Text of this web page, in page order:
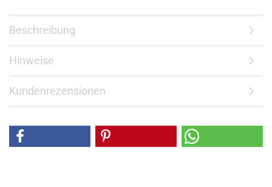
Beschreibung
Hinweise
Kundenrezensionen